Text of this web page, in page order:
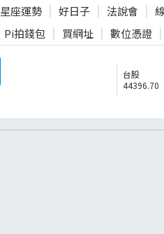
星座運勢 好日子 法說會
Pi拍錢包 買網址 數位憑證
台股
44396.70